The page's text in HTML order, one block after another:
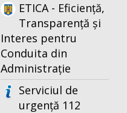
ETICA - Eficiență,
Transparență și
Interes pentru
Conduita din
Administrație
Serviciul de
urgență 112